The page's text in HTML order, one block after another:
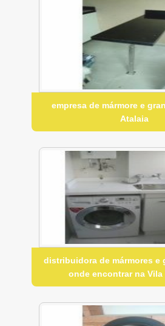
empresa de mármore e
Atalaia
distribuidora de mármores e
onde encontrar na Vila